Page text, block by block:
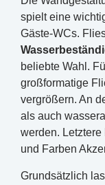
spielt eine
Gäste-WCs.
beliebte Wahl.
großformatige
vergrößern. An
als auch
werden.
und Farben
Grundsätzlich